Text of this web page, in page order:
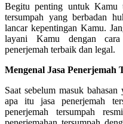
Begitu penting untuk Kamu
tersumpah yang berbadan
lancar kepentingan Kamu.
layani Kamu dengan cara
penerjemah terbaik dan legal.
Mengenal Jasa Penerjemah
Saat sebelum masuk
apa itu jasa penerjemah
penerjemah tersumpah